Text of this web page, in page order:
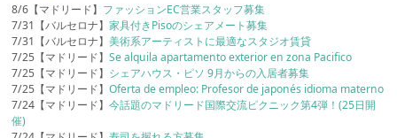
8/6【マドリード】 ファッションEC営業スタッフ募集
7/31【バルセロナ】家具付きPisoのシェアメート募集
7/31【バルセロナ】美術系アーティストに最適なスタジオ賃貸
7/25【マドリード】Se alquila apartamento exterior en zona Pacifico
7/25【マドリード】 シェアハウス・ピソ 9月からの入居者募集
7/25【マドリード】Oferta de empleo: Profesor de japonés idioma materno
7/24【マドリード】今話題のマドリード国際交流ピクニック第4弾！(25日開
催)